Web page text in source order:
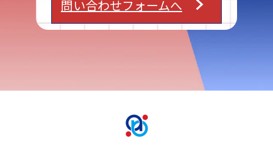
問い合わせフォームへ